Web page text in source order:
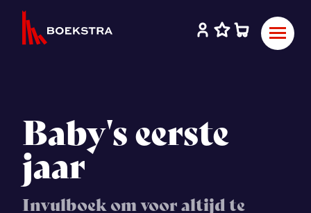
Baby's eerste
jaar
Invulboek om voor altijd te